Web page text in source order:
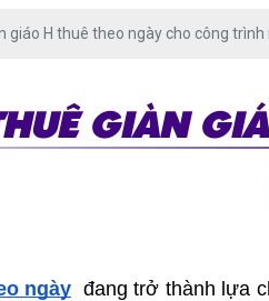
giáo H thuê theo ngày cho công trình
GIÀN
ngày đang trở thành lựa